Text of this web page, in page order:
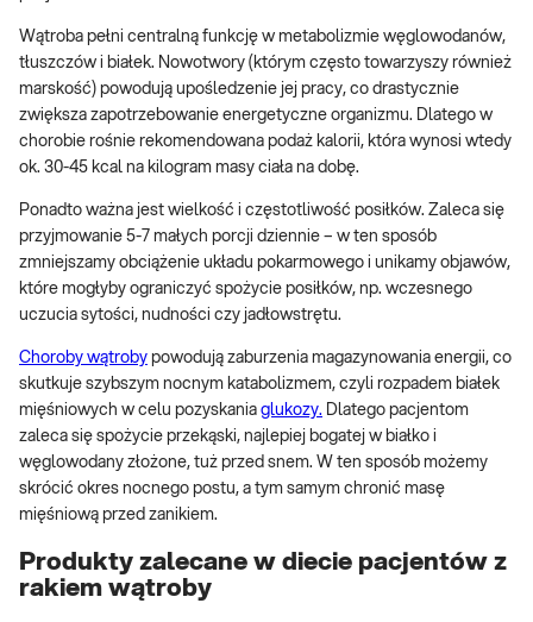
Wątroba pełni centralną funkcję w metabolizmie węglowodanów,
tłuszczów i białek. Nowotwory (którym często towarzyszy również
marskość) powodują upośledzenie jej pracy, co drastycznie
zwiększa zapotrzebowanie energetyczne organizmu. Dlatego w
chorobie rośnie rekomendowana podaż kalorii, która wynosi wtedy
ok. 30-45 kcal na kilogram masy ciała na dobę.
Ponadto ważna jest wielkość i częstotliwość posiłków. Zaleca się
przyjmowanie 5-7 małych porcji dziennie – w ten sposób
zmniejszamy obciążenie układu pokarmowego i unikamy objawów,
które mogłyby ograniczyć spożycie posiłków, np. wczesnego
uczucia sytości, nudności czy jadłowstrętu.
Choroby wątroby powodują zaburzenia magazynowania energii, co
skutkuje szybszym nocnym katabolizmem, czyli rozpadem białek
mięśniowych w celu pozyskania glukozy. Dlatego pacjentom
zaleca się spożycie przekąski, najlepiej bogatej w białko i
węglowodany złożone, tuż przed snem. W ten sposób możemy
skrócić okres nocnego postu, a tym samym chronić masę
mięśniową przed zanikiem.
Produkty zalecane w diecie pacjentów z
rakiem wątroby